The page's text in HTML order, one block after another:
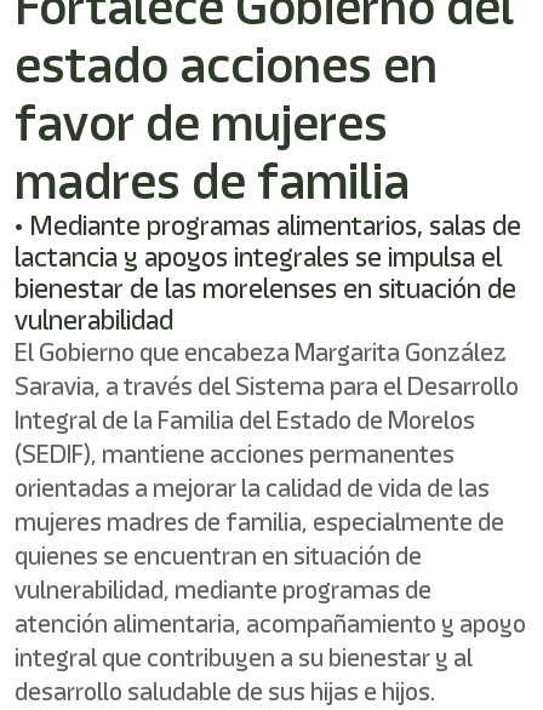
Este
directo
lector
de
pantalla
para
ayudarle
navegar
interactuar
con
contenido.
estado acciones en
favor de mujeres
madres de familia
• Mediante programas alimentarios, salas de
lactancia y apoyos integrales se impulsa el
bienestar de las morelenses en situación de
vulnerabilidad
El Gobierno que encabeza Margarita González
Saravia, a través del Sistema para el Desarrollo
Integral de la Familia del Estado de Morelos
(SEDIF), mantiene acciones permanentes
orientadas a mejorar la calidad de vida de las
mujeres madres de familia, especialmente de
quienes se encuentran en situación de
vulnerabilidad, mediante programas de
atención alimentaria, acompañamiento y apoyo
integral que contribuyen a su bienestar y al
desarrollo saludable de sus hijas e hijos.